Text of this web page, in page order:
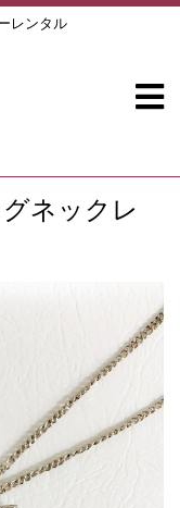
レンタル
ネックレ